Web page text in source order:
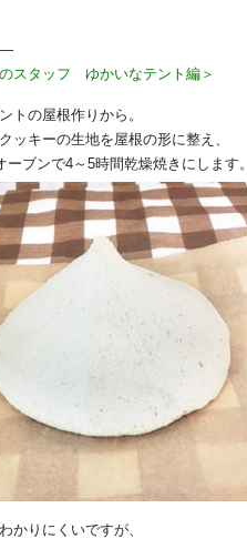
スタッフ ゆかいなテント編＞
トの屋根作りから。
ッキーの生地を屋根の形に整え、
ーブンで4～5時間乾燥焼きにします。
かりにくいですが、